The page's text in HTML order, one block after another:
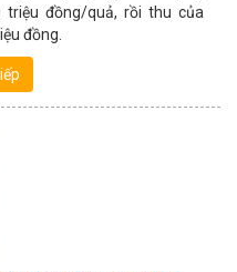
triệu đồng/quả, rồi thu của
đồng.